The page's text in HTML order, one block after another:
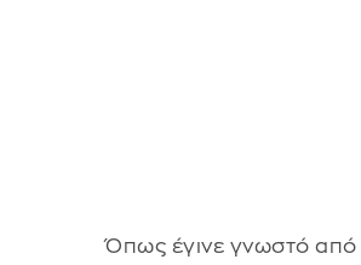
Όπως έγινε γνωστό από